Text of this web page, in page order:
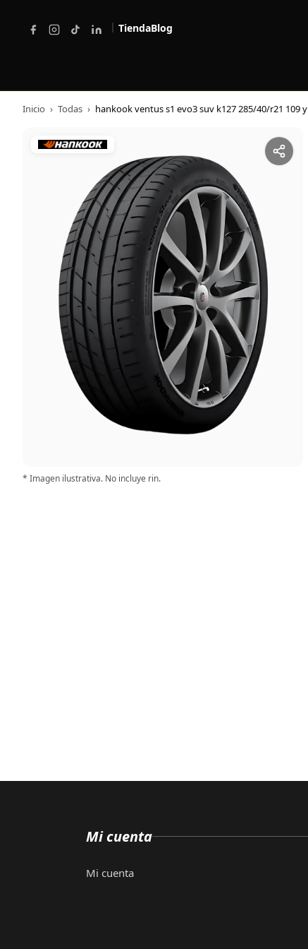
| TiendaBlog
Inicio › Todas › hankook ventus s1 evo3 suv k127 285/40/r21 109 y
* Imagen ilustrativa. No incluye rin.
Mi cuenta
Mi cuenta